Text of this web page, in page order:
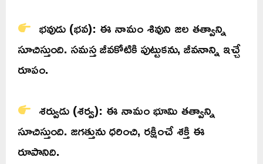
భవుడు (భవ): ఈ నామం శివుని జల తత్వాన్ని
సూచిస్తుంది. సమస్త జీవకోటికి పుట్టుకను, జీవనాన్ని ఇచ్చే
రూపం.
శర్వుడు (శర్వ): ఈ నామం భూమి తత్వాన్ని
సూచిస్తుంది. జగత్తును ధరించి, రక్షించే శక్తి ఈ
రూపానిది.